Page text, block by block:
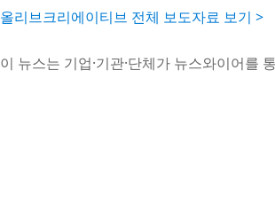
올리브크리에이티브 전체 보도자료 보기 >
이 뉴스는 기업·기관·단체가 뉴스와이어를